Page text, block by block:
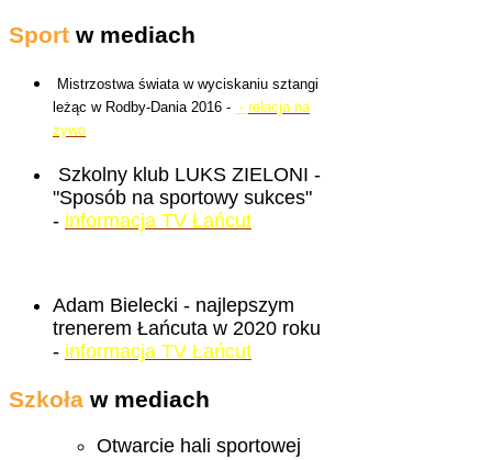
Sport w mediach
Mistrzostwa świata w wyciskaniu sztangi
leżąc w Rodby-Dania 2016 - - relacja na
żywo
Szkolny klub LUKS ZIELONI -
"Sposób na sportowy sukces"
- informacja TV Łańcut
Adam Bielecki - najlepszym
trenerem Łańcuta w 2020 roku
- informacja TV Łańcut
Szkoła w mediach
Otwarcie hali sportowej